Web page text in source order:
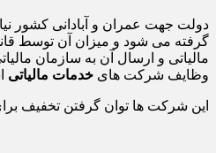
دولت جهت عمران و آبادانی کشور
گرفته می شود و میزان آن توسط
مالیاتی و ارسال آن به سازمان
وظایف شرکت های خدمات مالیاتی
این شرکت ها توان گرفتن تخفیف